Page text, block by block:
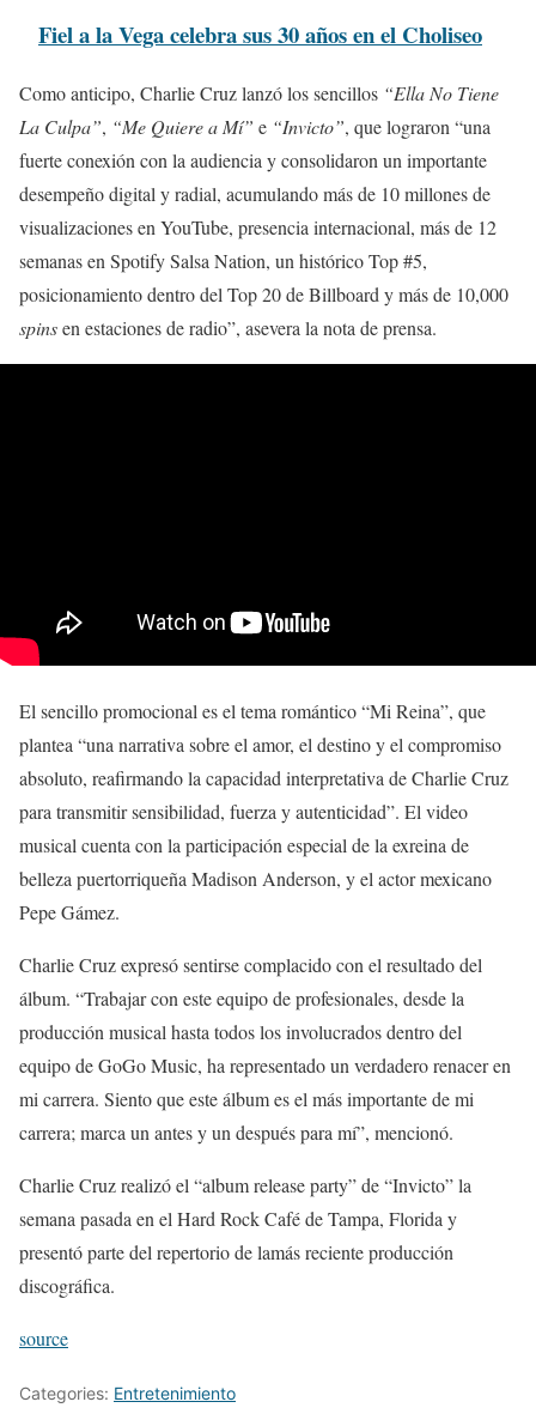
Fiel a la Vega celebra sus 30 años en el Choliseo
Como anticipo, Charlie Cruz lanzó los sencillos “Ella No Tiene
La Culpa”, “Me Quiere a Mí” e “Invicto”, que lograron “una
fuerte conexión con la audiencia y consolidaron un importante
desempeño digital y radial, acumulando más de 10 millones de
visualizaciones en YouTube, presencia internacional, más de 12
semanas en Spotify Salsa Nation, un histórico Top #5,
posicionamiento dentro del Top 20 de Billboard y más de 10,000
spinsen estaciones de radio”, asevera la nota de prensa.
El sencillo promocional es el tema romántico “Mi Reina”, que
plantea “una narrativa sobre el amor, el destino y el compromiso
absoluto, reafirmando la capacidad interpretativa de Charlie Cruz
para transmitir sensibilidad, fuerza y autenticidad”. El video
musical cuenta con la participación especial de la exreina de
belleza puertorriqueña Madison Anderson, y el actor mexicano
Pepe Gámez.
Charlie Cruz expresó sentirse complacido con el resultado del
álbum. “Trabajar con este equipo de profesionales, desde la
producción musical hasta todos los involucrados dentro del
equipo de GoGo Music, ha representado un verdadero renacer en
mi carrera. Siento que este álbum es el más importante de mi
carrera; marca un antes y un después para mí”, mencionó.
Charlie Cruz realizó el “album release party” de “Invicto” la
semana pasada en el Hard Rock Café de Tampa, Florida y
presentó parte del repertorio de lamás reciente producción
discográfica.
source
Categories: Entretenimiento